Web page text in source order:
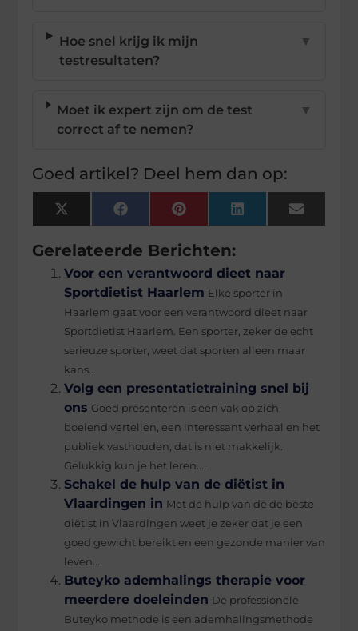
Hoe snel krijg ik mijn
testresultaten?
▼
Moet ik expert zijn om de test
correct af te nemen?
▼
Goed artikel? Deel hem dan op:
X
(Twitter)
FacebookPinterestLinkedInEmail
Gerelateerde Berichten:
Voor een verantwoord dieet naar
Sportdietist Haarlem Elke sporter in
Haarlem gaat voor een verantwoord dieet naar
Sportdietist Haarlem. Een sporter, zeker de echt
serieuze sporter, weet dat sporten alleen maar
kans...
Volg een presentatietraining snel bij
ons Goed presenteren is een vak op zich,
boeiend vertellen, een interessant verhaal en het
publiek vasthouden, dat is niet makkelijk.
Gelukkig kun je het leren....
Schakel de hulp van de diëtist in
Vlaardingen in Met de hulp van de de beste
diëtist in Vlaardingen weet je zeker dat je een
goed gewicht bereikt en een gezonde manier van
leven...
Buteyko ademhalings therapie voor
meerdere doeleinden De professionele
Buteyko methode is een ademhalingsmethode